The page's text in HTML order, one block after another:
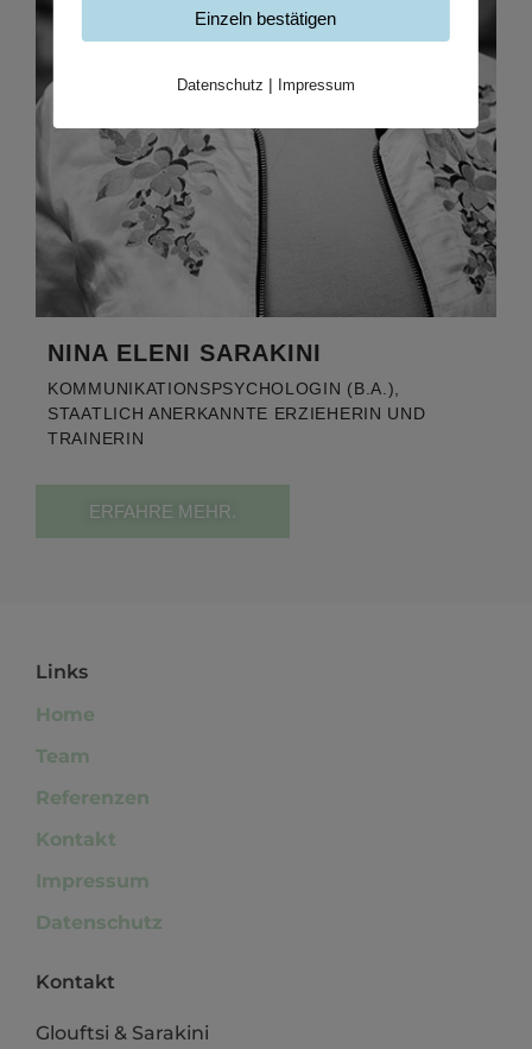
NINA ELENI SARAKINI
KOMMUNIKATIONSPSYCHOLOGIN (B.A.),
STAATLICH ANERKANNTE ERZIEHERIN UND
TRAINERIN
ERFAHRE MEHR.
Links
Home
Team
Referenzen
Kontakt
Impressum
Datenschutz
Kontakt
Glouftsi & Sarakini
Einzeln bestätigen
Datenschutz Impressum